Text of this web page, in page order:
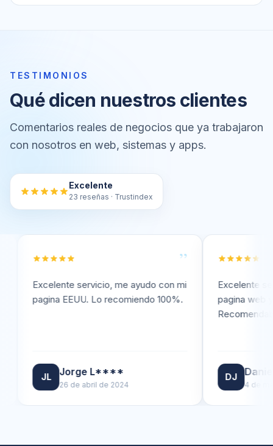
TESTIMONIOS
Qué dicen nuestros clientes
Comentarios reales de negocios que ya trabajaron
con nosotros en web, sistemas y apps.
Excelente
23 reseñas · Trustindex
servicio, me ayudo con mi
EEUU. Lo recomiendo 100%.
Jorge L****
26 de abril de 2024
Excelente servicio, me
pagina web y va de
Recomendable.
Daniel J****
4 de marzo de 2024